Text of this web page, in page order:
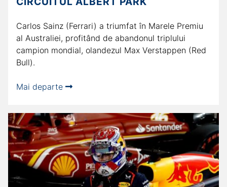
Carlos Sainz (Ferrari) a triumfat în Marele Premiu
al Australiei, profitând de abandonul triplului
campion mondial, olandezul Max Verstappen (Red
Bull).
Mai departe